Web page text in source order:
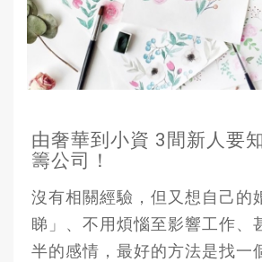
由奢華到小資 3間新人要
籌公司！
沒有相關經驗，但又想自己的
睇」、不用煩惱至影響工作、
半的感情，最好的方法是找一